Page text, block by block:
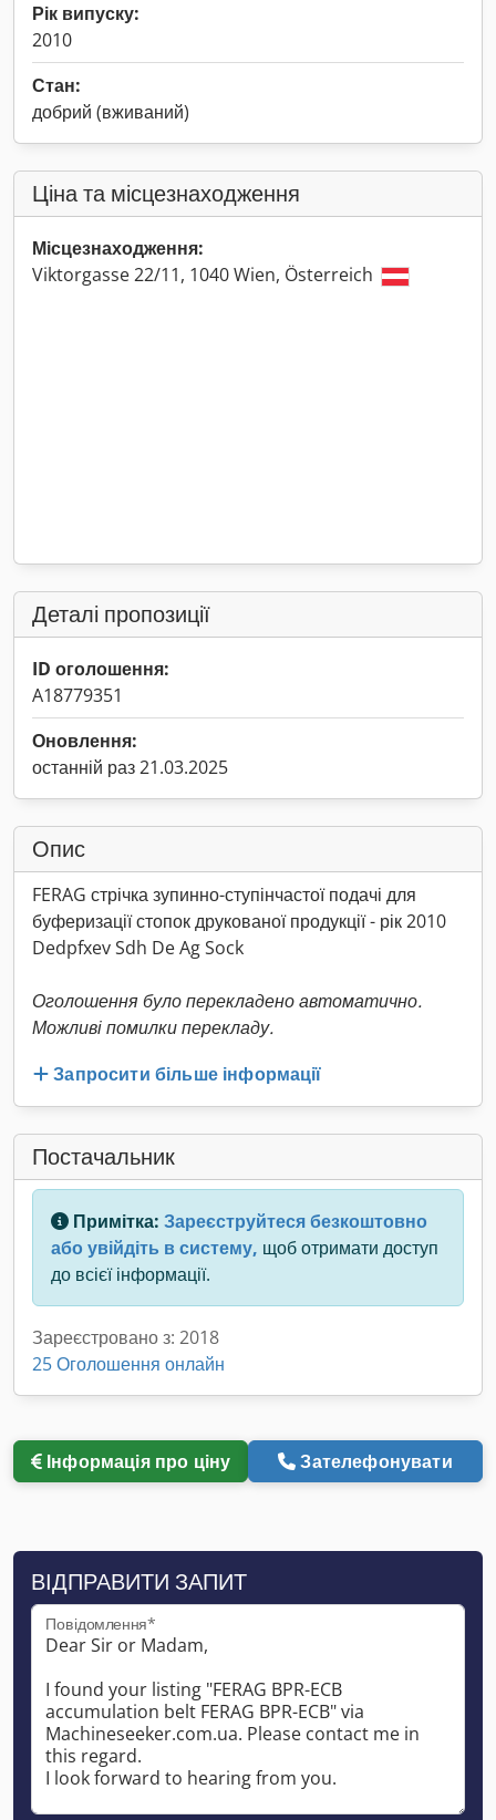
Рік випуску:
2010
Стан:
добрий (вживаний)
Ціна та місцезнаходження
Місцезнаходження:
Viktorgasse 22/11, 1040 Wien, Österreich
Деталі пропозиції
ID оголошення:
A18779351
Оновлення:
останній раз 21.03.2025
Опис
FERAG стрічка зупинно-ступінчастої подачі для
буферизації стопок друкованої продукції - рік 2010
Dedpfxev Sdh De Ag Sock
Оголошення було перекладено автоматично.
Можливі помилки перекладу.
Запросити більше інформації
Постачальник
Примітка: Зареєструйтеся безкоштовно
або увійдіть в систему, щоб отримати доступ
до всієї інформації.
Зареєстровано з: 2018
25 Оголошення онлайн
Інформація про ціну Зателефонувати
ВІДПРАВИТИ ЗАПИТ
Повідомлення*